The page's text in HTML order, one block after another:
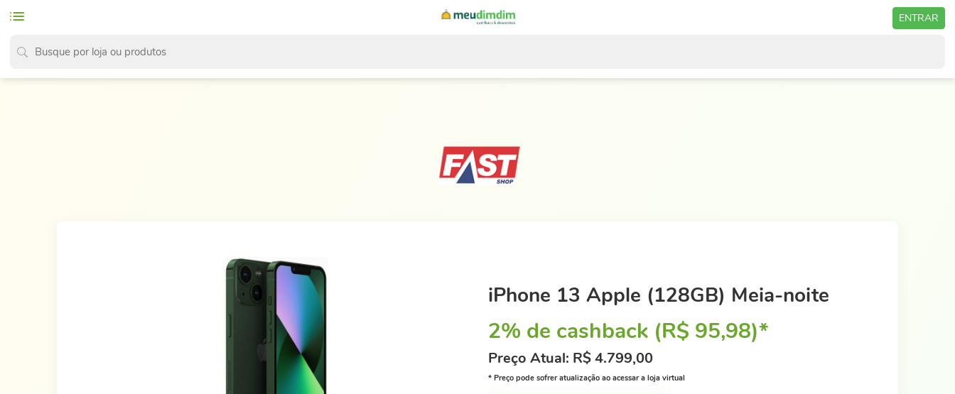
ENTRAR
iPhone 13 Apple (128GB) Meia-noite
2% de cashback (R$ 95,98)*
Preço Atual: R$ 4.799,00
* Preço pode sofrer atualização ao acessar a loja virtual